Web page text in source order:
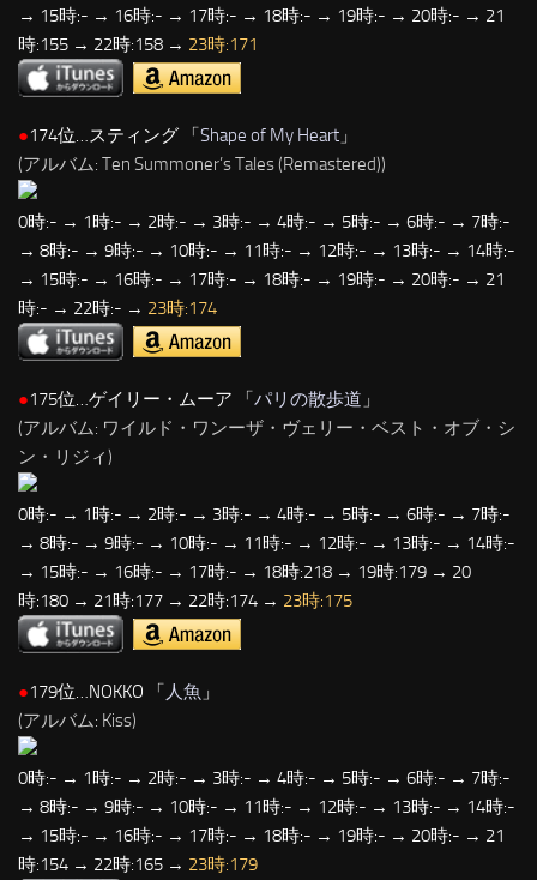
→ 15時:- → 16時:- → 17時:- → 18時:- → 19時:- → 20時:- → 21
時:155 → 22時:158 → 23時:171
●174位…スティング 「Shape of My Heart 」
(アルバム: Ten Summoner’s Tales (Remastered))
0時:- → 1時:- → 2時:- → 3時:- → 4時:- → 5時:- → 6時:- → 7時:-
→ 8時:- → 9時:- → 10時:- → 11時:- → 12時:- → 13時:- → 14時:-
→ 15時:- → 16時:- → 17時:- → 18時:- → 19時:- → 20時:- → 21
時:- → 22時:- → 23時:174
●175位…ゲイリー・ムーア 「パリの散歩道 」
(アルバム: ワイルド・ワンーザ・ヴェリー・ベスト・オブ・シ
ン・リジィ)
0時:- → 1時:- → 2時:- → 3時:- → 4時:- → 5時:- → 6時:- → 7時:-
→ 8時:- → 9時:- → 10時:- → 11時:- → 12時:- → 13時:- → 14時:-
→ 15時:- → 16時:- → 17時:- → 18時:218 → 19時:179 → 20
時:180 → 21時:177 → 22時:174 → 23時:175
●179位…NOKKO 「人魚 」
(アルバム: Kiss)
0時:- → 1時:- → 2時:- → 3時:- → 4時:- → 5時:- → 6時:- → 7時:-
→ 8時:- → 9時:- → 10時:- → 11時:- → 12時:- → 13時:- → 14時:-
→ 15時:- → 16時:- → 17時:- → 18時:- → 19時:- → 20時:- → 21
時:154 → 22時:165 → 23時:179